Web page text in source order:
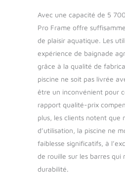
Avec une capacité de 5
Pro Frame offre
de plaisir aquatique. Les
expérience de baignade
grâce à la qualité de
piscine ne soit pas livrée
être un inconvénient pour
rapport qualité-prix
plus, les clients notent que
d’utilisation, la piscine ne
faiblesse significatifs, à
de rouille sur les barres qui
durabilité.